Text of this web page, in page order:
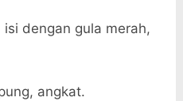
dengan gula merah,
angkat.